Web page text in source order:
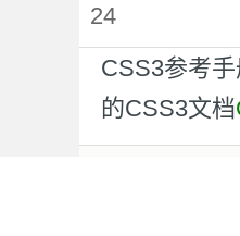
24
CSS3参考
的CSS3文档